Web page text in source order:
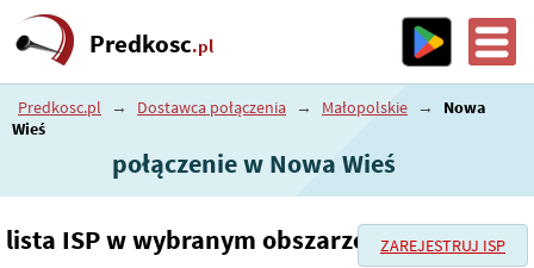
Predkosc.pl
Predkosc.pl → Dostawca połączenia → Małopolskie →
Nowa
Wieś
połączenie w Nowa Wieś
ZAREJESTRUJ ISP
lista ISP w wybranym obszarze